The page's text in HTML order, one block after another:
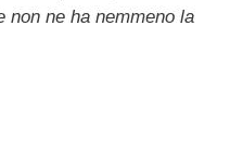
ne ha nemmeno la